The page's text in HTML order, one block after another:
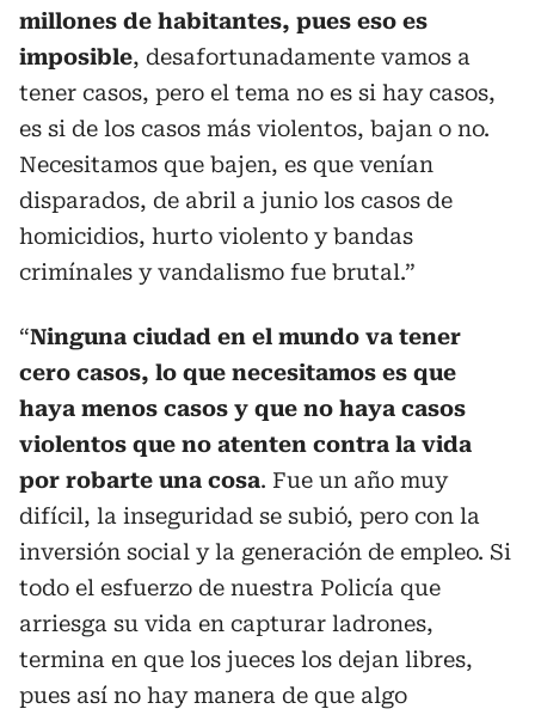
millones de habitantes, pues eso es
imposible, desafortunadamente vamos a
tener casos, pero el tema no es si hay casos,
es si de los casos más violentos, bajan o no.
Necesitamos que bajen, es que venían
disparados, de abril a junio los casos de
homicidios, hurto violento y bandas
crimínales y vandalismo fue brutal.”
“Ninguna ciudad en el mundo va tener
cero casos, lo que necesitamos es que
haya menos casos y que no haya casos
violentos que no atenten contra la vida
por robarte una cosa. Fue un año muy
difícil, la inseguridad se subió, pero con la
inversión social y la generación de empleo. Si
todo el esfuerzo de nuestra Policía que
arriesga su vida en capturar ladrones,
termina en que los jueces los dejan libres,
pues así no hay manera de que algo